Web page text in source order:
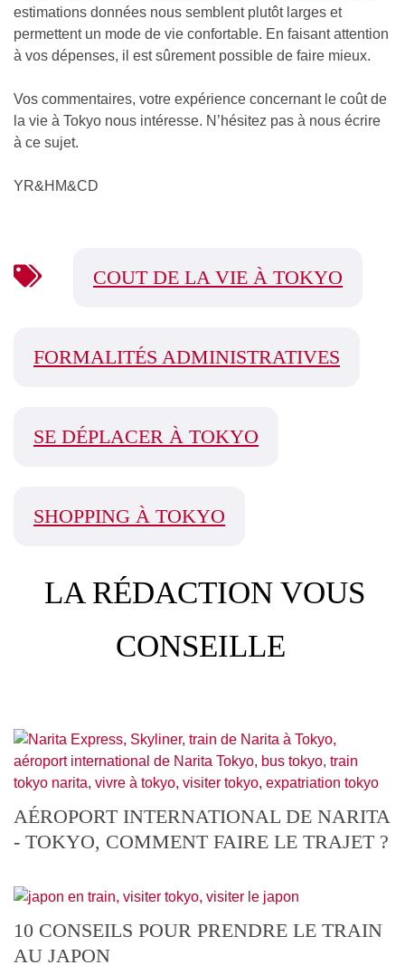
estimations données nous semblent plutôt larges et
permettent un mode de vie confortable. En faisant attention
à vos dépenses, il est sûrement possible de faire mieux.
Vos commentaires, votre expérience concernant le coût de
la vie à Tokyo nous intéresse. N’hésitez pas à nous écrire
à ce sujet.
YR&HM&CD
COUT DE LA VIE À TOKYO
FORMALITÉS ADMINISTRATIVES
SE DÉPLACER À TOKYO
SHOPPING À TOKYO
LA RÉDACTION VOUS
CONSEILLE
AÉROPORT INTERNATIONAL DE NARITA
- TOKYO, COMMENT FAIRE LE TRAJET ?
10 CONSEILS POUR PRENDRE LE TRAIN
AU JAPON